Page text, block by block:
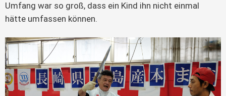
Umfang war so groß, dass ein Kind ihn nicht einmal
hätte umfassen können.